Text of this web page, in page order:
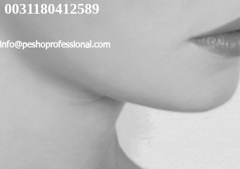
0031180412589
info@peshoprofessional.com